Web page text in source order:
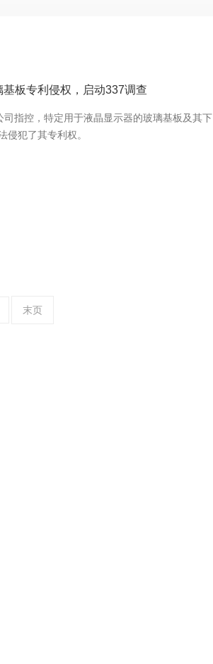
板专利侵权，启动337调查
指控，特定用于液晶显示器的玻璃基板及其下
侵犯了其专利权。
末页